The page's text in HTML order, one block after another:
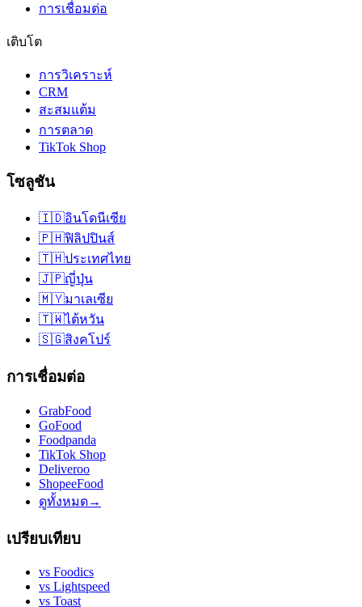
การเชื่อมต่อ
เติบโต
การวิเคราะห์
CRM
สะสมแต้ม
การตลาด
TikTok Shop
โซลูชัน
🇮🇩อินโดนีเซีย
🇵🇭ฟิลิปปินส์
🇹🇭ประเทศไทย
🇯🇵ญี่ปุ่น
🇲🇾มาเลเซีย
🇹🇼ไต้หวัน
🇸🇬สิงคโปร์
การเชื่อมต่อ
GrabFood
GoFood
Foodpanda
TikTok Shop
Deliveroo
ShopeeFood
ดูทั้งหมด→
เปรียบเทียบ
vs Foodics
vs Lightspeed
vs Toast